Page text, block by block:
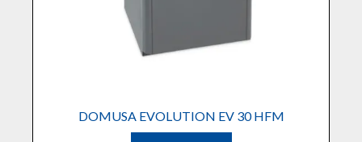
DOMUSA EVOLUTION EV 30 HFM